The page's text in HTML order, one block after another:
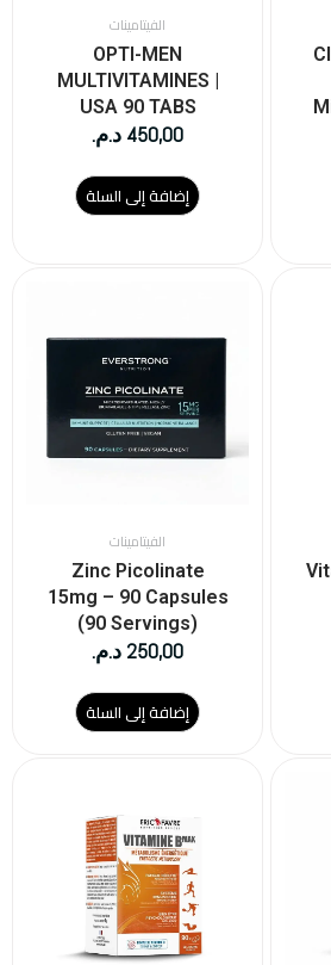
الفيتامينات
OPTI-MEN
MULTIVITAMINES |
USA 90 TABS
450,00 د.م.
إضافة إلى السلة
الفيتامينات
Zinc Picolinate
15mg – 90 Capsules
(90 Servings)
250,00 د.م.
إضافة إلى السلة